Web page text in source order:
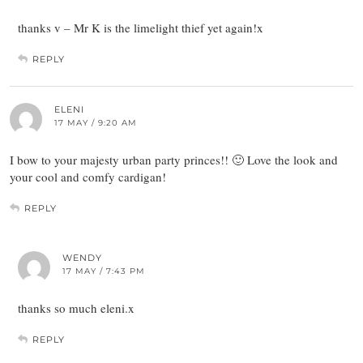
thanks v – Mr K is the limelight thief yet again!x
REPLY
ELENI
17 MAY / 9:20 AM
I bow to your majesty urban party princes!! 🙂 Love the look and
your cool and comfy cardigan!
REPLY
WENDY
17 MAY / 7:43 PM
thanks so much eleni.x
REPLY